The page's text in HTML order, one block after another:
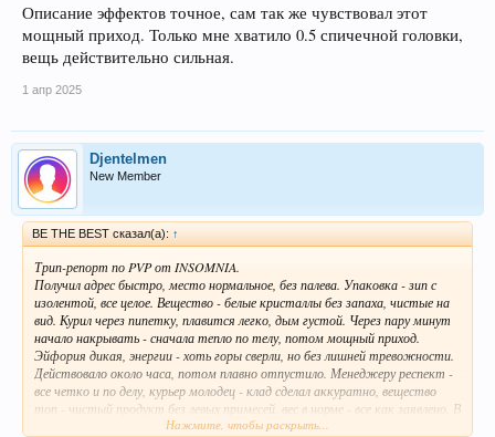
отдельный плюс за оперативность и профессионализм.
Описание эффектов точное, сам так же чувствовал этот
мощный приход. Только мне хватило 0.5 спичечной головки,
вещь действительно сильная.
1 апр 2025
Djentelmen
New Member
BE THE BEST сказал(а): ↑
Трип-репорт по PVP от INSOMNIA.
Получил адрес быстро, место нормальное, без палева. Упаковка - зип с
изолентой, все целое. Вещество - белые кристаллы без запаха, чистые на
вид. Курил через пипетку, плавится легко, дым густой. Через пару минут
начало накрывать - сначала тепло по телу, потом мощный приход.
Эйфория дикая, энергии - хоть горы сверли, но без лишней тревожности.
Действовало около часа, потом плавно отпустило. Менеджеру респект -
все четко и по делу, курьер молодец - клад сделал аккуратно, вещество
топ - чистый продукт без левых примесей, вес в норме - все как заявлено. В
общем, INSOMNIA держит марку, PVP качественный, рекомендую тем
Нажмите, чтобы раскрыть...